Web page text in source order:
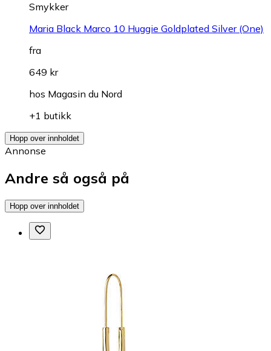
Smykker
Maria Black Marco 10 Huggie Goldplated Silver (One)
fra
649 kr
hos Magasin du Nord
+1 butikk
Hopp over innholdet
Annonse
Andre så også på
Hopp over innholdet